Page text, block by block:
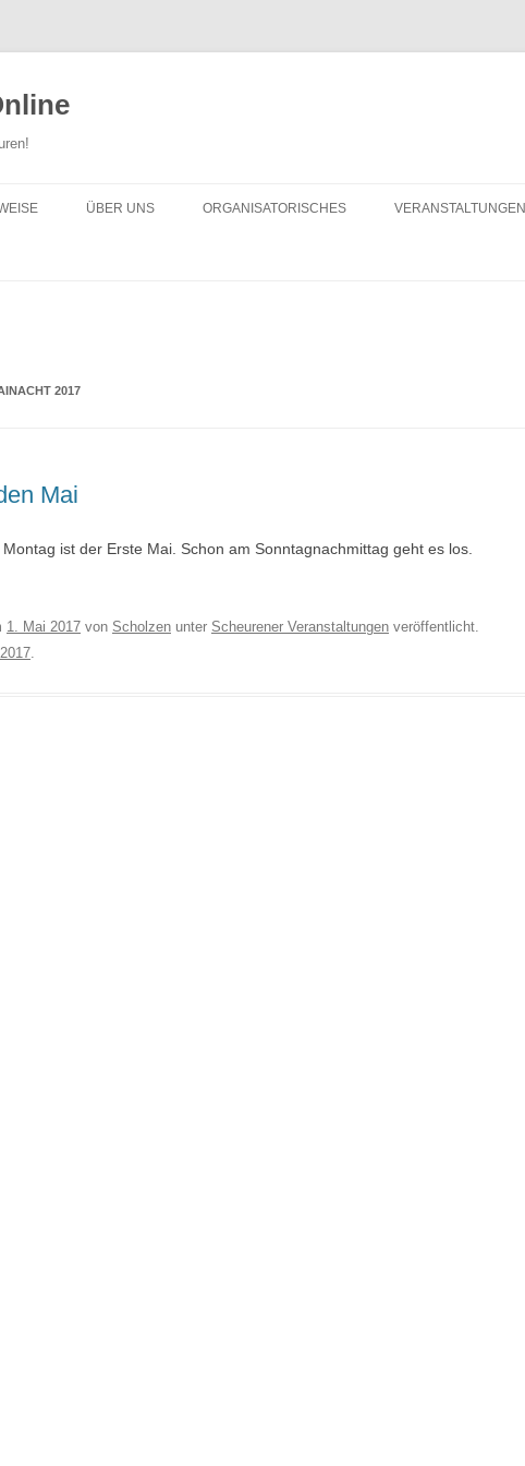
ÜBER UNS ORGANISATORISCHES VERANSTALTUNGEN
2017
Mai
ist der Erste Mai. Schon am Sonntagnachmittag geht es los.
1. Mai 2017 von Scholzen unter Scheurener Veranstaltungen veröffentlicht.
.